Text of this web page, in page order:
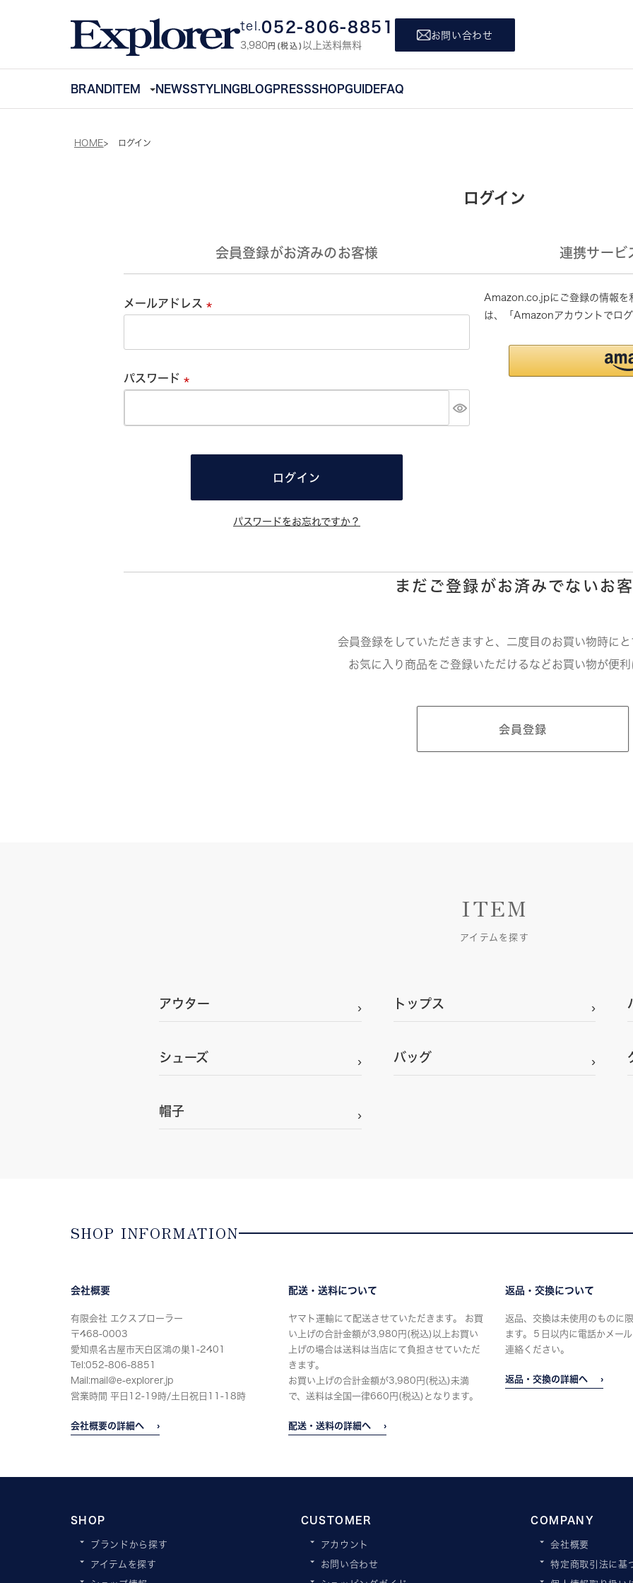
tel.052-806-8851
3,980円(税込)以上送料無料
お問い合わせ
BRANDITEM NEWSSTYLINGBLOGPRESSSHOPGUIDEFAQ
HOME ログイン
ログイン
会員登録がお済みのお客様
メールアドレス
須
パスワード
須
ログイン
パスワードをお忘れですか？
連携サービ
Amazon.co.jpにご登録の情報を
は、「Amazonアカウントでロ
まだご登録がお済みでないお
会員登録をしていただきますと、二度目のお買い物時に
お気に入り商品をご登録いただけるなどお買い物が便
会員登録
ITEM
アイテムを探す
アウター トップス
シューズ バッグ
帽子
SHOP INFORMATION
会社概要
有限会社 エクスプローラー
〒468-0003
愛知県名古屋市天白区鴻の巣1-2401
Tel:052-806-8851
Mail:mail@e-explorer.jp
営業時間 平日12-19時/土日祝日11-18時
会社概要の詳細へ
配送・送料について
ヤマト運輸にて配送させていただきます。 お買
い上げの合計金額が3,980円(税込)以上お買い
上げの場合は送料は当店にて負担させていただ
きます。
お買い上げの合計金額が3,980円(税込)未満
で、送料は全国一律660円(税込)となります。
配送・送料の詳細へ
返品・交換について
返品、交換は未使用のものに
ます。５日以内に電話かメー
連絡ください。
返品・交換の詳細へ
SHOP
ブランドから探す
アイテムを探す
CUSTOMER
アカウント
お問い合わせ
COMPANY
会社概要
特定商取引法に基